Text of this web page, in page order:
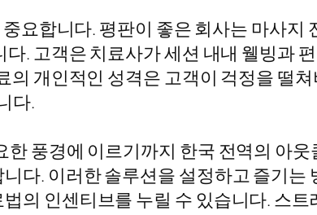
요합니다. 평판이 좋은 회사는 마사지
. 고객은 치료사가 세션 내내 웰빙과
개인적인 성격은 고객이 걱정을 떨
다.
풍경에 이르기까지 한국 전역의 아
다. 이러한 솔루션을 설정하고 즐기는
의 인센티브를 누릴 수 있습니다. 스